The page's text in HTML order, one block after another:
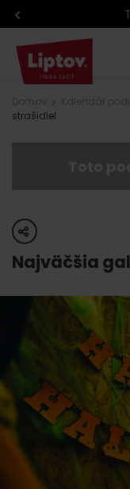
strašidiel
share
Najväčšia